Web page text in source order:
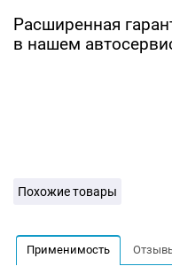
Расширенная
в нашем
Похожие товары
Применимость